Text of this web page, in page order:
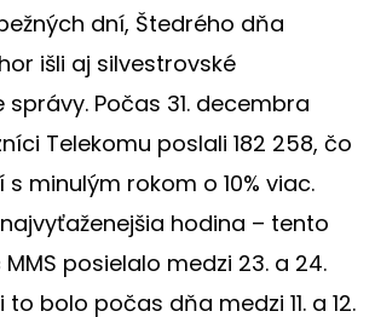
dní, Štedrého dňa
išli aj silvestrovské
Počas 31. decembra
Telekomu poslali 182 258, čo
minulým rokom o 10% viac.
hodina – tento
posielalo medzi 23. a 24.
bolo počas dňa medzi 11. a 12.